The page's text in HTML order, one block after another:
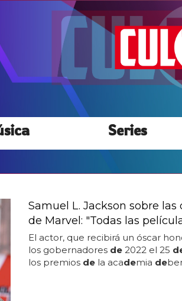
Series
Samuel L. Jackson sobre
de Marvel: "Todas las
El actor, que recibirá un óscar
los gobernadores de2022 el 25
los premios dela academia de